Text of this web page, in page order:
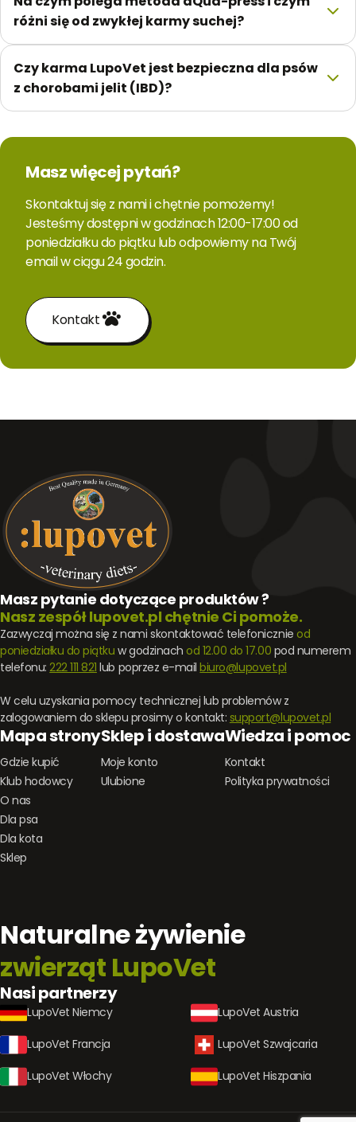
różni się od zwykłej karmy suchej?
Czy karma LupoVet jest bezpieczna dla psów
z chorobami jelit (IBD)?
Masz więcej pytań?
Skontaktuj się z nami i chętnie pomożemy!
Jesteśmy dostępni w godzinach 12:00-17:00 od
poniedziałku do piątku lub odpowiemy na Twój
email w ciągu 24 godzin.
Kontakt
Masz pytanie dotyczące produktów ?
Nasz zespół lupovet.pl chętnie Ci pomoże.
Zazwyczaj można się z nami skontaktować telefonicznie od
poniedziałku do piątku w godzinach od 12.00 do 17.00 pod numerem
telefonu:222 111 821 lub poprzez e-mailbiuro@lupovet.pl
W celu uzyskania pomocy technicznej lub problemów z
zalogowaniem do sklepu prosimy o kontakt: support@lupovet.pl
Mapa strony
Gdzie kupić
Klub hodowcy
O nas
Dla psa
Dla kota
Sklep
Sklep i dostawa
Moje konto
Ulubione
Wiedza i pomoc
Kontakt
Polityka prywatności
Naturalne żywienie
zwierząt LupoVet
Nasi partnerzy
LupoVet Niemcy
LupoVet Austria
LupoVet Francja
LupoVet Szwajcaria
LupoVet Włochy
LupoVet Hiszpania